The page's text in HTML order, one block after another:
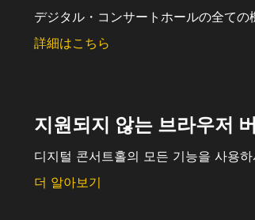
デジタル・コンサートホールの全ての
詳細はこちら
지원되지 않는 브라우저
디지털 콘서트홀의 모든 기능을 사용
더 알아보기